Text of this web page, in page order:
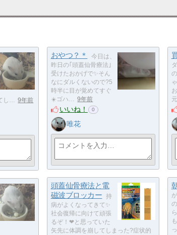
し…
9年前
おやつ？＊
今日は、
昨日の｢頭蓋仙骨療法｣
受けたおかげで✨そん
なにダルくないので?5
時半に目が覚めてすぐ
☀️ゴハ…
9年前
いいね！ 0
唯花
頭蓋仙骨療法と電
磁波ブロッカー
持
病がよくなってきて✨
社会復帰に向けて頑張
るぞ！❤と思っていた
矢先に体調を崩してしまった?症状的